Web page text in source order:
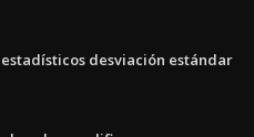
desviación estándar